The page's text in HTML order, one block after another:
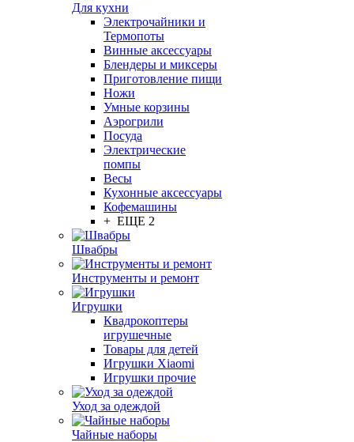
Для кухни
Электрочайники и
Термопоты
Винные аксессуары
Блендеры и миксеры
Приготовление пищи
Ножи
Умные корзины
Аэрогрили
Посуда
Электрические
помпы
Весы
Кухонные аксессуары
Кофемашины
+ ЕЩЕ 2
Швабры
Инструменты и ремонт
Игрушки
Квадрокоптеры
игрушечные
Товары для детей
Игрушки Xiaomi
Игрушки прочие
Уход за одеждой
Чайные наборы